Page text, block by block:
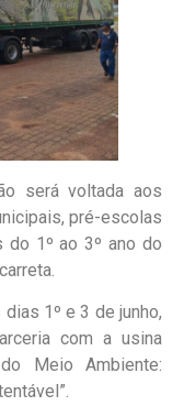
será voltada aos
pré-escolas
1º ao 3º ano do
1º e 3 de junho,
com a usina
Meio Ambiente: